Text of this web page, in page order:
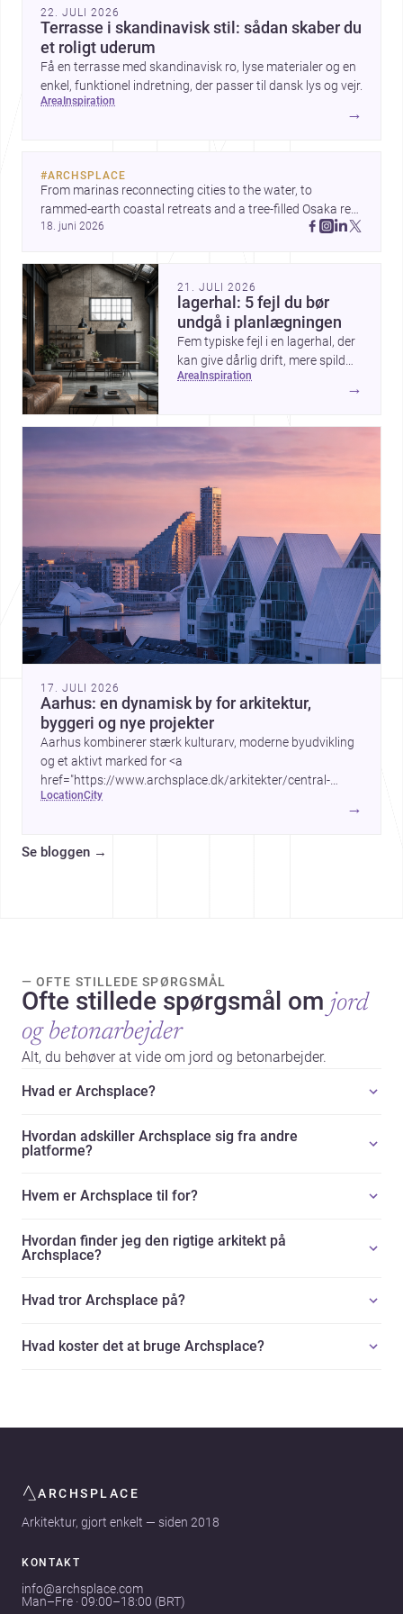
22. JULI 2026
Terrasse i skandinavisk stil: sådan skaber du
et roligt uderum
Få en terrasse med skandinavisk ro, lyse materialer og en
enkel, funktionel indretning, der passer til dansk lys og vejr.
area inspiration
→
#ARCHSPLACE
From marinas reconnecting cities to the water, to
rammed-earth coastal retreats and a tree-filled Osaka rest
area, these projects show architecture shaping how we
18. juni 2026
21. JULI 2026
lagerhal: 5 fejl du bør
undgå i planlægningen
Fem typiske fejl i en lagerhal, der
kan give dårlig drift, mere spild
og højere omkostninger — og
area inspiration
→
17. JULI 2026
Aarhus: en dynamisk by for arkitektur,
byggeri og nye projekter
Aarhus kombinerer stærk kulturarv, moderne byudvikling
og et aktivt marked for <a
href="https://www.archsplace.dk/arkitekter/central-
denmark-region/aarhus">arkitekter</a> og <a
dig, der planlægger nyt byggeri eller renovering.
location city
→
Se bloggen →
— OFTE STILLEDE SPØRGSMÅL
Ofte stillede spørgsmål om jord
og betonarbejder
Alt, du behøver at vide om jord og betonarbejder.
Hvad er Archsplace?
Hvordan adskiller Archsplace sig fra andre
platforme?
Hvem er Archsplace til for?
Hvordan finder jeg den rigtige arkitekt på
Archsplace?
Hvad tror Archsplace på?
Hvad koster det at bruge Archsplace?
ARCHSPLACE
Arkitektur, gjort enkelt — siden 2018
KONTAKT
info@archsplace.com
Man–Fre · 09:00–18:00 (BRT)